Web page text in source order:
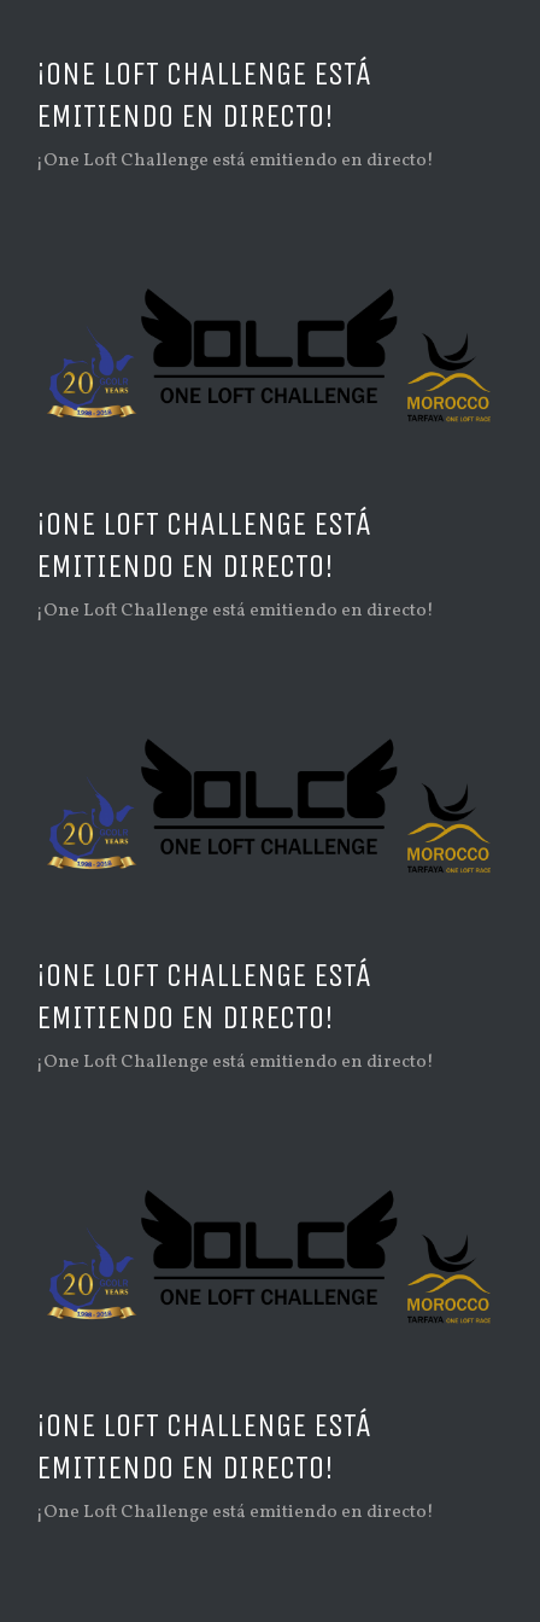
¡ONE LOFT CHALLENGE ESTÁ
EMITIENDO EN DIRECTO!
¡One Loft Challenge está emitiendo en directo!
¡ONE LOFT CHALLENGE ESTÁ
EMITIENDO EN DIRECTO!
¡One Loft Challenge está emitiendo en directo!
¡ONE LOFT CHALLENGE ESTÁ
EMITIENDO EN DIRECTO!
¡One Loft Challenge está emitiendo en directo!
¡ONE LOFT CHALLENGE ESTÁ
EMITIENDO EN DIRECTO!
¡One Loft Challenge está emitiendo en directo!